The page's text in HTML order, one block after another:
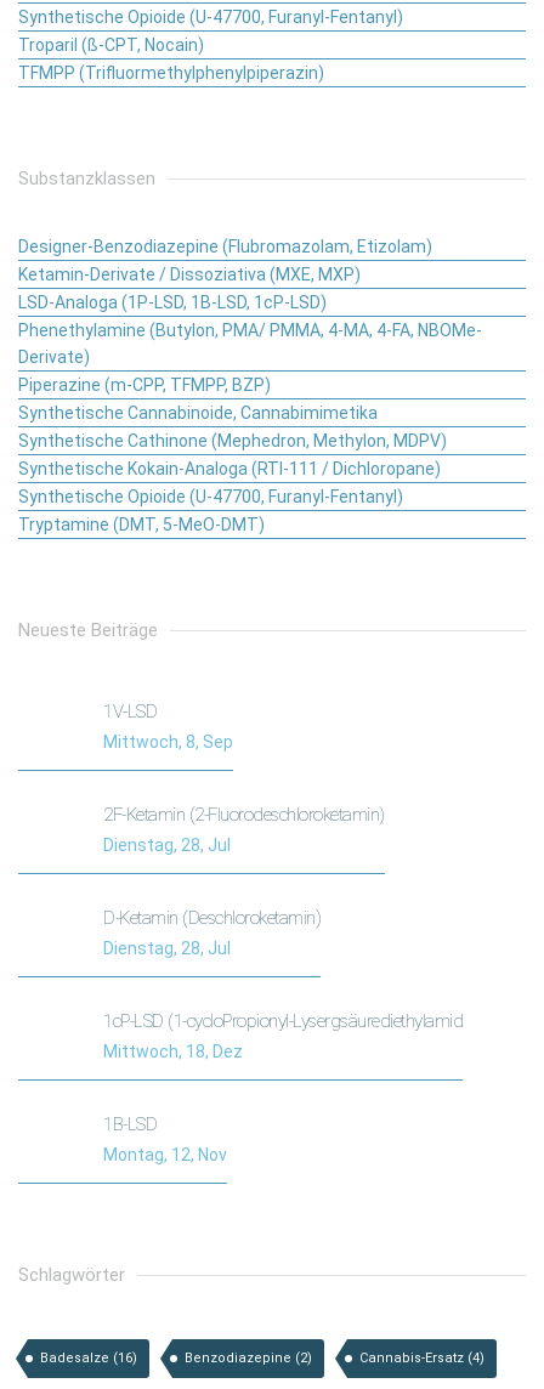
Synthetische Opioide (U-47700, Furanyl-Fentanyl)
Troparil (ß-CPT, Nocain)
TFMPP (Trifluormethylphenylpiperazin)
Substanzklassen
Designer-Benzodiazepine (Flubromazolam, Etizolam)
Ketamin-Derivate / Dissoziativa (MXE, MXP)
LSD-Analoga (1P-LSD, 1B-LSD, 1cP-LSD)
Phenethylamine (Butylon, PMA/ PMMA, 4-MA, 4-FA, NBOMe-
Derivate)
Piperazine (m-CPP, TFMPP, BZP)
Synthetische Cannabinoide, Cannabimimetika
Synthetische Cathinone (Mephedron, Methylon, MDPV)
Synthetische Kokain-Analoga (RTI-111 / Dichloropane)
Synthetische Opioide (U-47700, Furanyl-Fentanyl)
Tryptamine (DMT, 5-MeO-DMT)
Neueste Beiträge
1V-LSD
Mittwoch, 8, Sep
2F-Ketamin (2-Fluorodeschloroketamin)
Dienstag, 28, Jul
D-Ketamin (Deschloroketamin)
Dienstag, 28, Jul
1cP-LSD (1-cycloPropionyl-Lysergsäurediethylamid
Mittwoch, 18, Dez
1B-LSD
Montag, 12, Nov
Schlagwörter
Badesalze (16) Benzodiazepine (2) Cannabis-Ersatz (4)